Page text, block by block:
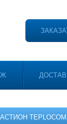
TEPLOCOM